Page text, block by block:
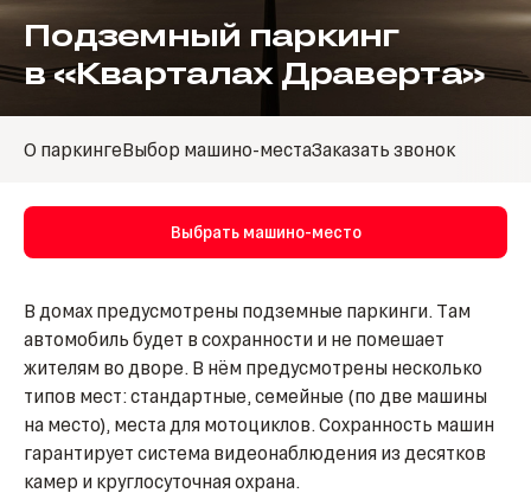
Подземный паркинг
в «Кварталах Драверта»
О паркингеВыбор машино-местаЗаказать звонок
Выбрать машино-место
В домах предусмотрены подземные паркинги. Там
автомобиль будет в сохранности и не помешает
жителям во дворе. В нём предусмотрены несколько
типов мест: стандартные, семейные (по две машины
на место), места для мотоциклов. Сохранность машин
гарантирует система видеонаблюдения из десятков
камер и круглосуточная охрана.